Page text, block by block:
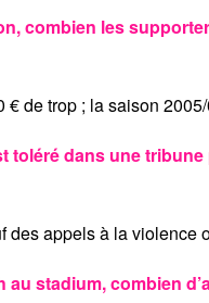
combien les
€ de trop ; la saison
toléré dans une
des appels à la
au stadium, combien